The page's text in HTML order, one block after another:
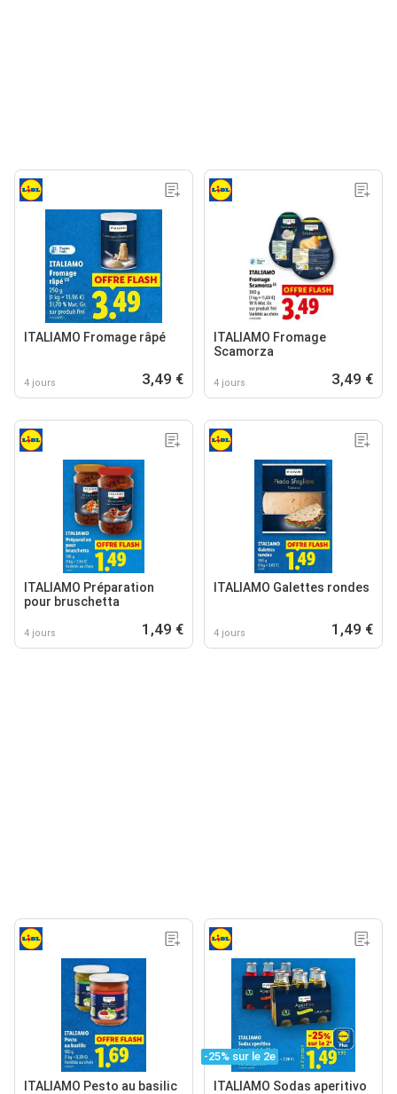
ITALIAMO Fromage râpé
4 jours 3,49 €
ITALIAMO Fromage
Scamorza
4 jours 3,49 €
ITALIAMO Préparation
pour bruschetta
4 jours 1,49 €
ITALIAMO Galettes rondes
4 jours 1,49 €
ITALIAMO Pesto au basilic
-25% sur le 2e
ITALIAMO Sodas aperitivo